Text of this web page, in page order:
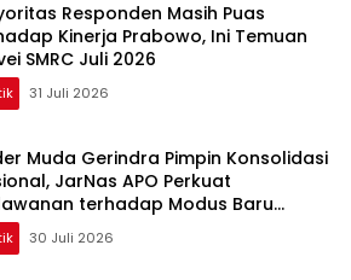
Responden Masih Puas
Kinerja Prabowo, Ini Temuan
SMRC Juli 2026
31 Juli 2026
Muda Gerindra Pimpin Konsolidasi
JarNas APO Perkuat
terhadap Modus Baru
Orang
30 Juli 2026